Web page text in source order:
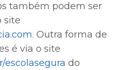
também podem ser
site
. Outra forma de
é via o site
escolasegurado